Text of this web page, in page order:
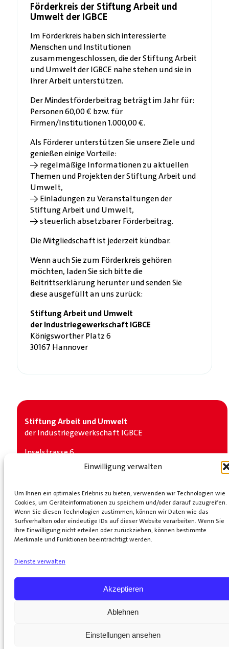
Einwilligung verwalten
Um Ihnen ein optimales Erlebnis zu bieten, verwenden wir Technologien wie
Cookies, um Geräteinformationen zu speichern und/oder darauf zuzugreifen.
Wenn Sie diesen Technologien zustimmen, können wir Daten wie das
Surfverhalten oder eindeutige IDs auf dieser Website verarbeiten. Wenn Sie
Ihre Einwilligung nicht erteilen oder zurückziehen, können bestimmte
Merkmale und Funktionen beeinträchtigt werden.
Dienste verwalten
Akzeptieren
Ablehnen
Einstellungen ansehen
Förderkreis der Stiftung Arbeit und
Umwelt der IGBCE
Im Förderkreis haben sich interessierte
Menschen und Institutionen
zusammengeschlossen, die der Stiftung Arbeit
und Umwelt der IGBCE nahe stehen und sie in
Ihrer Arbeit unterstützen.
Der Mindestförderbeitrag beträgt im Jahr für:
Personen 60,00 € bzw. für
Firmen/Institutionen 1.000,00 €.
Als Förderer unterstützen Sie unsere Ziele und
genießen einige Vorteile:
→ regelmäßige Informationen zu aktuellen
Themen und Projekten der Stiftung Arbeit und
Umwelt,
→ Einladungen zu Veranstaltungen der
Stiftung Arbeit und Umwelt,
→ steuerlich absetzbarer Förderbeitrag.
Die Mitgliedschaft ist jederzeit kündbar.
Wenn auch Sie zum Förderkreis gehören
möchten, laden Sie sich bitte die
Beitrittserklärung herunter und senden Sie
diese ausgefüllt an uns zurück:
Stiftung Arbeit und Umwelt
der Industriegewerkschaft IGBCE
Königsworther Platz 6
30167 Hannover
Stiftung Arbeit und Umwelt
der Industrie­gewerkschaft IGBCE
Inselstrasse 6
Telefon: +49 (0) 30 2787 1319
Social Media
LinkedInBluesky
Partner
TRANSFORMATIONSBERATUNG GmbH
STARTÜBER
VERANSTALTUNGENVERÖFFENTLICHUNGEN